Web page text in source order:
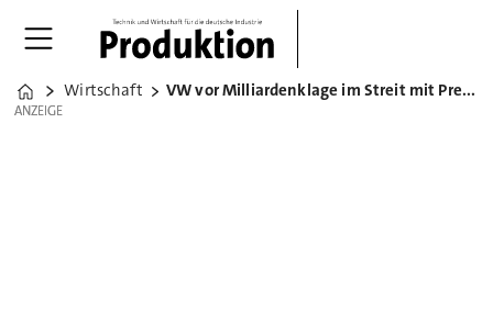
Home
Wirtschaft VW vor Milliardenklage im Streit mit Prevent
ANZEIGE
ANZEIGE